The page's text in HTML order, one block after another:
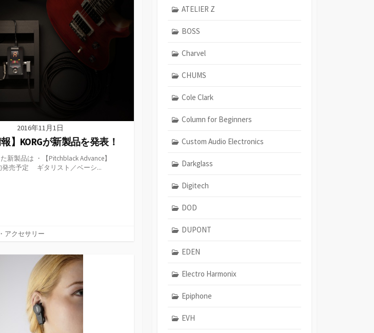
2016年11月1日
報】KORGが新製品を発表！
新製品は ・【Pitchblack Advance】
発売予定 ギタリスト／ベーシ...
アクセサリー
ATELIER Z
BOSS
Charvel
CHUMS
Cole Clark
Column for Beginners
Custom Audio Electronics
Darkglass
Digitech
DOD
DUPONT
EDEN
Electro Harmonix
Epiphone
EVH